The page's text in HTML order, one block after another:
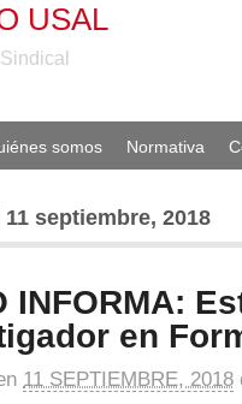
USAL
somos Normativa
septiembre, 2018
INFORMA:
en
11 SEPTIEMBRE, 2018